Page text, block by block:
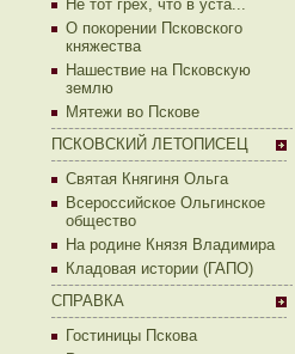
Не тот грех, что в уста...
О покорении Псковского
княжества
Нашествие на Псковскую
землю
Мятежи во Пскове
ПСКОВСКИЙ ЛЕТОПИСЕЦ
Святая Княгиня Ольга
Всероссийское Ольгинское
общество
На родине Князя Владимира
Кладовая истории (ГАПО)
СПРАВКА
Гостиницы Пскова